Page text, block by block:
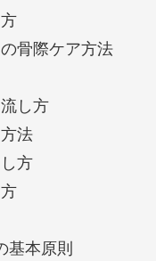
骨際ケア方法
し方
法
方
基本原則